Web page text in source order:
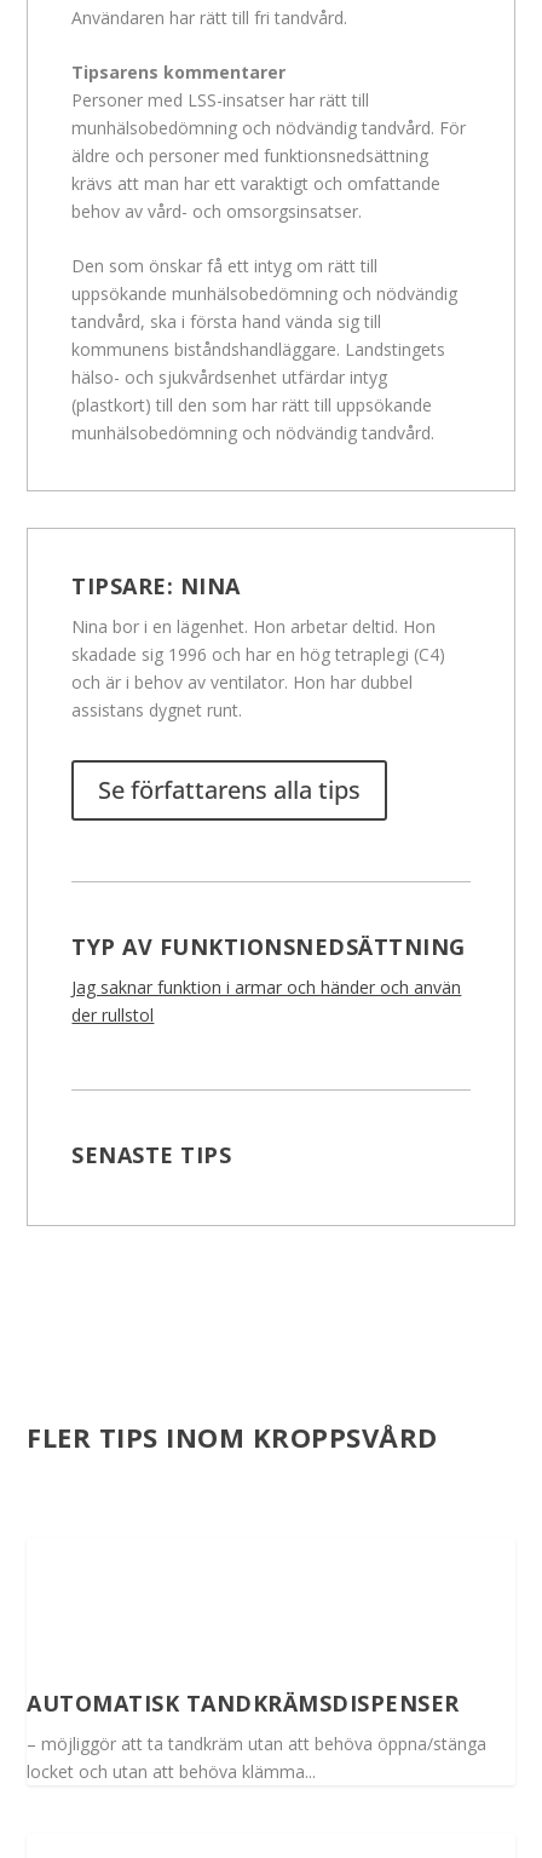
Användaren har rätt till fri tandvård.
Tipsarens kommentarer
Personer med LSS-insatser har rätt till
munhälsobedömning och nödvändig tandvård. För
äldre och personer med funktionsnedsättning
krävs att man har ett varaktigt och omfattande
behov av vård- och omsorgsinsatser.
Den som önskar få ett intyg om rätt till
uppsökande munhälsobedömning och nödvändig
tandvård, ska i första hand vända sig till
kommunens biståndshandläggare. Landstingets
hälso- och sjukvårdsenhet utfärdar intyg
(plastkort) till den som har rätt till uppsökande
munhälsobedömning och nödvändig tandvård.
TIPSARE: NINA
Nina bor i en lägenhet. Hon arbetar deltid. Hon
skadade sig 1996 och har en hög tetraplegi (C4)
och är i behov av ventilator. Hon har dubbel
assistans dygnet runt.
Se författarens alla tips
TYP AV FUNKTIONSNEDSÄTTNING
Jag saknar funktion i armar och händer och använ
der rullstol
SENASTE TIPS
FLER TIPS INOM KROPPSVÅRD
AUTOMATISK TANDKRÄMSDISPENSER
– möjliggör att ta tandkräm utan att behöva öppna/stänga
locket och utan att behöva klämma...